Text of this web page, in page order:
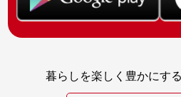
暮らしを楽しく豊かにす